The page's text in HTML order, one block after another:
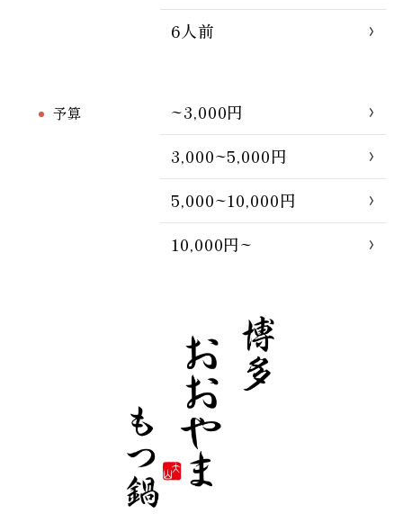
6人前
予算
~3,000円
3,000~5,000円
5,000~10,000円
10,000円~